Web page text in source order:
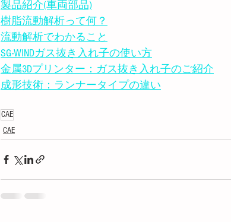
製品紹介(車両部品)
樹脂流動解析って何？
流動解析でわかること
SG-WINDガス抜き入れ子の使い方
金属3Dプリンター：ガス抜き入れ子のご紹介
成形技術：ランナータイプの違い
CAE
CAE